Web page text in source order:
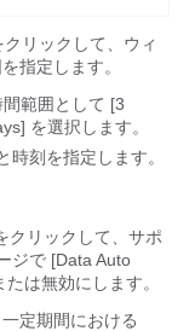
クリックして、ウィ
指定します。
範囲として [3
を選択します。
刻を指定します。
クリックして、サポ
ジで [Data Auto
は無効にします。
定期間における